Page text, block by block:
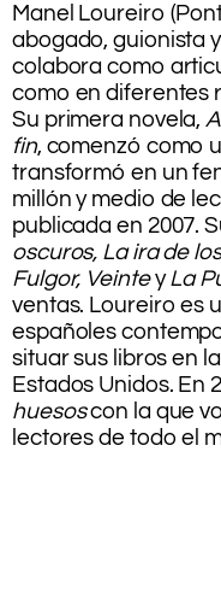
Manel Loureiro
abogado, guionista
colabora como
como en diferentes
Su primera novela,
fin, comenzó como
transformó en un
millón y medio de
publicada en 2007.
oscuros, La ira de
Fulgor, VeinteyLa
ventas. Loureiro es
españoles
situar sus libros en
Estados Unidos. En
huesoscon la que
lectores de todo el